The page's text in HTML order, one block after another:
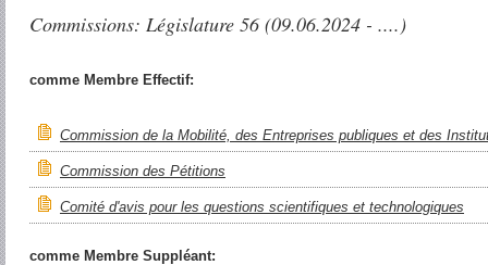
Commissions: Législature 56 (09.06.2024 - ....)
comme Membre Effectif:
Commission de la Mobilité, des Entreprises publiques et des
Commission des Pétitions
Comité d'avis pour les questions scientifiques et technologiques
comme Membre Suppléant: